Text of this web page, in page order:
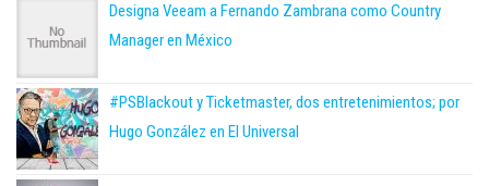
Designa Veeam a Fernando Zambrana como Country
Manager en México
#PSBlackout y Ticketmaster, dos entretenimientos; por
Hugo González en El Universal